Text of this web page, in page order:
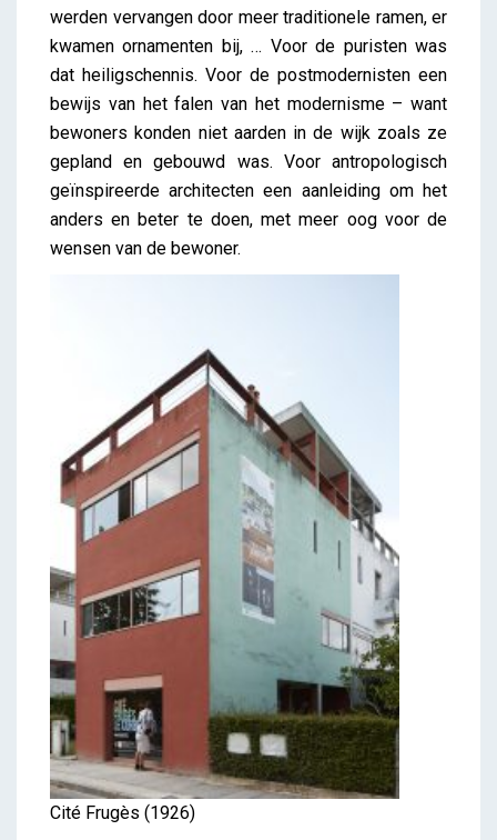
werden vervangen door meer traditionele ramen, er
kwamen ornamenten bij, … Voor de puristen was
dat heiligschennis. Voor de postmodernisten een
bewijs van het falen van het modernisme – want
bewoners konden niet aarden in de wijk zoals ze
gepland en gebouwd was. Voor antropologisch
geïnspireerde architecten een aanleiding om het
anders en beter te doen, met meer oog voor de
wensen van de bewoner.
Cité Frugès (1926)